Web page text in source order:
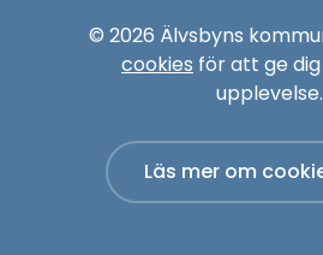
© 2026 Älvsbyns
cookies för att ge
upplevelse.
Läs mer om